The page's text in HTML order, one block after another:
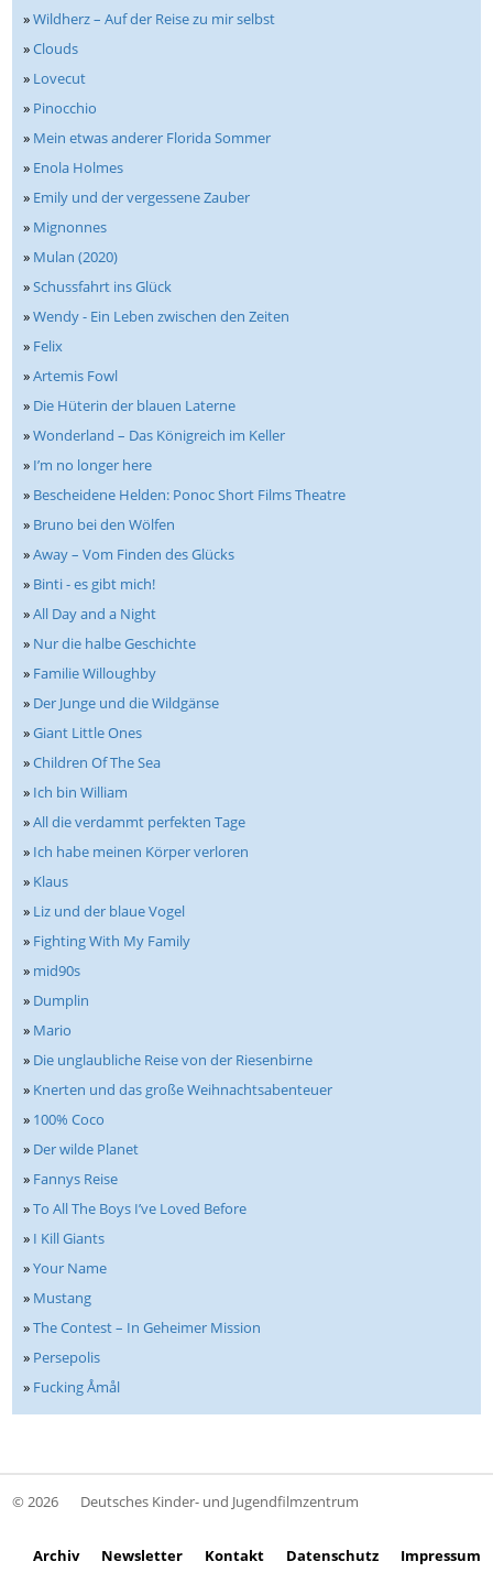
»Wildherz – Auf der Reise zu mir selbst
»Clouds
» Lovecut
» Pinocchio
» Mein etwas anderer Florida Sommer
» Enola Holmes
» Emily und der vergessene Zauber
» Mignonnes
» Mulan (2020)
»Schussfahrt ins Glück
»Wendy - Ein Leben zwischen den Zeiten
» Felix
»Artemis Fowl
» Die Hüterin der blauen Laterne
»Wonderland – Das Königreich im Keller
» I’m no longer here
» Bescheidene Helden: Ponoc Short Films Theatre
» Bruno bei den Wölfen
»Away – Vom Finden des Glücks
» Binti - es gibt mich!
»All Day and a Night
» Nur die halbe Geschichte
» Familie Willoughby
» Der Junge und die Wildgänse
»Giant Little Ones
»Children Of The Sea
» Ich bin William
»All die verdammt perfekten Tage
» Ich habe meinen Körper verloren
» Klaus
» Liz und der blaue Vogel
» Fighting With My Family
» mid90s
» Dumplin
» Mario
» Die unglaubliche Reise von der Riesenbirne
» Knerten und das große Weihnachtsabenteuer
» 100% Coco
» Der wilde Planet
» Fannys Reise
»To All The Boys I’ve Loved Before
» I Kill Giants
»Your Name
» Mustang
»The Contest – In Geheimer Mission
» Persepolis
» Fucking Åmål
© 2026 Deutsches Kinder- und Jugendfilmzentrum
Archiv Newsletter Kontakt Datenschutz Impressum